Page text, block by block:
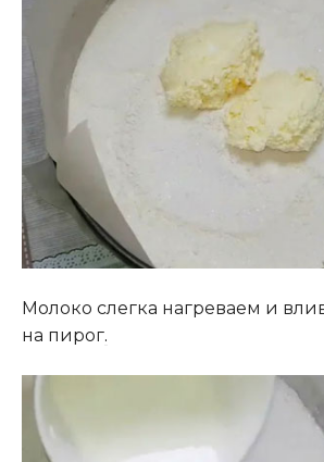
Молоко слегка нагреваем и
на пирог.